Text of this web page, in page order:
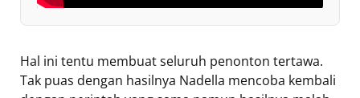
Hal ini tentu membuat seluruh penonton tertawa.
Tak puas dengan hasilnya Nadella mencoba kembali